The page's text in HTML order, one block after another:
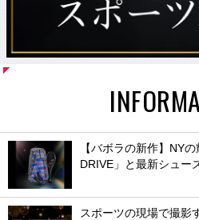
【バボラの新作】NY
DRIVE」と最新シュー
スポーツの現場で撮影